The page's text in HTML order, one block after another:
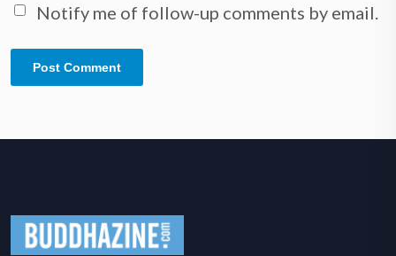
Notify me of follow-up comments by email.